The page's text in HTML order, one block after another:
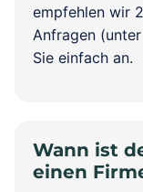
empfehlen wir
Anfragen
Sie einfach an.
Wann ist
einen